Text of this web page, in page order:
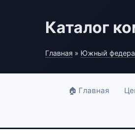
Каталог
Главная » Южный
🏠 Главная